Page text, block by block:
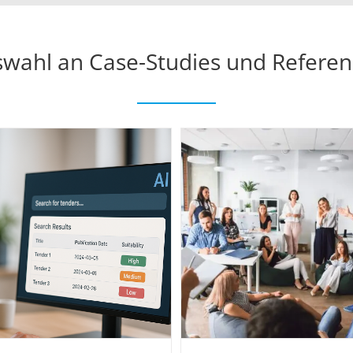
an Case-Studies und